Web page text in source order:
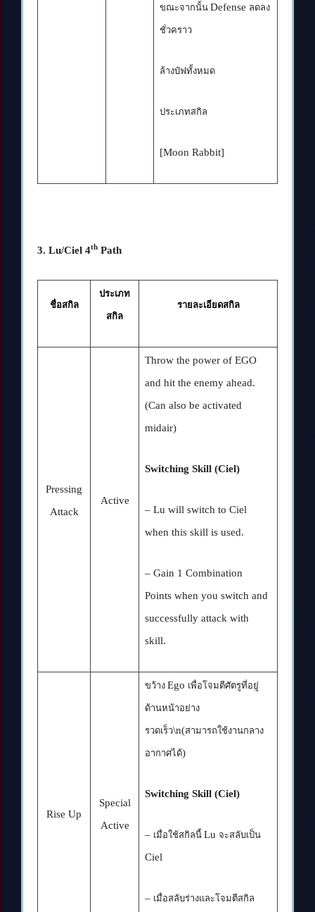
ขณะจากนั้น Defense ลดลง
ชั่วคราว
ล้างบัฟทั้งหมด
ประเภทสกิล
[Moon Rabbit]
3. Lu/Ciel 4th Path
ชื่อสกิล
ประเภท
สกิล
รายละเอียดสกิล
Pressing
Attack
Active
Throw the power of EGO
and hit the enemy ahead.
(Can also be activated
midair)
Switching Skill (Ciel)
– Lu will switch to Ciel
when this skill is used.
– Gain 1 Combination
Points when you switch and
successfully attack with
skill.
Rise Up
Special
Active
ขว้าง Ego เพื่อโจมตีศัตรูที่อยู่
ด้านหน้าอย่าง
รวดเร็ว\n(สามารถใช้งานกลาง
อากาศได้)
Switching Skill (Ciel)
– เมื่อใช้สกิลนี้ Lu จะสลับเป็น
Ciel
– เมื่อสลับร่างและโจมตีสกิล